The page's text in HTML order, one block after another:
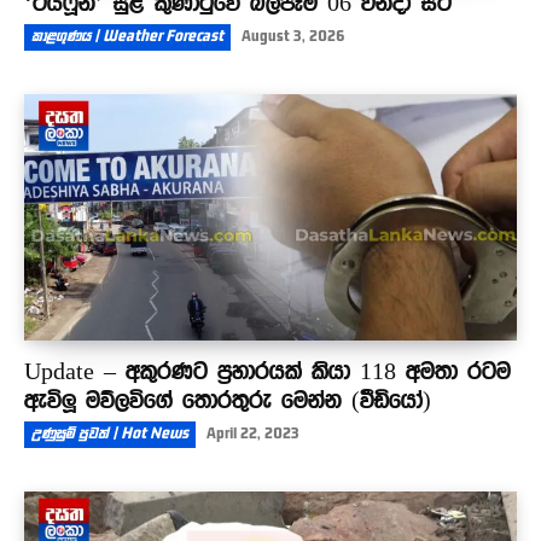
කාළගුණය | Weather Forecast August 3, 2026
Update – අකුරණට ප්‍රහාරයක් කියා 118 අමතා රටම
ඇවිලූ මව්ලවිගේ තොරතුරු මෙන්න (වීඩියෝ)
උණුසුම් පුවත් | Hot News April 22, 2023